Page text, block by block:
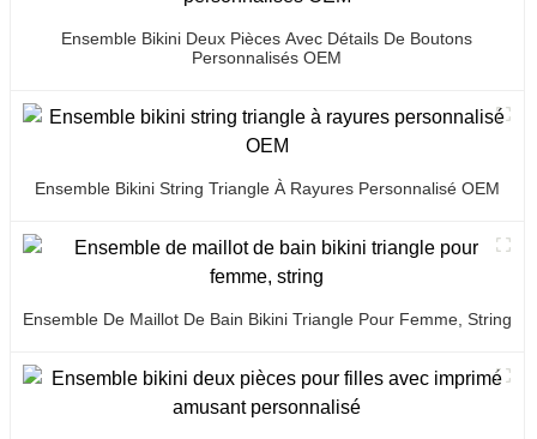
Ensemble Bikini Deux Pièces Avec Détails De Boutons
Personnalisés OEM
Ensemble Bikini String Triangle À Rayures Personnalisé OEM
Ensemble De Maillot De Bain Bikini Triangle Pour Femme, String